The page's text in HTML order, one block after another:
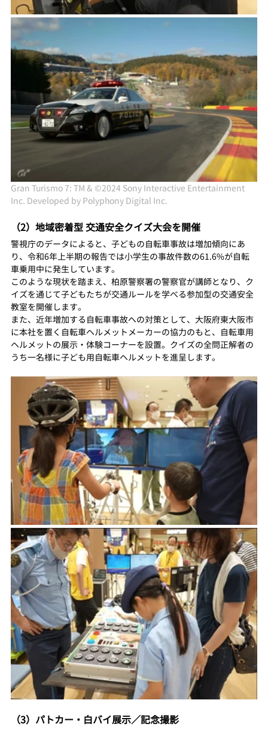
Gran Turismo 7: TM & ©2024 Sony Interactive Entertainment
Inc. Developed by Polyphony Digital Inc.
（2）地域密着型 交通安全クイズ大会を開催
警視庁のデータによると、子どもの自転車事故は増加傾向にあ
り、令和6年上半期の報告では小学生の事故件数の61.6%が自転
車乗用中に発生しています。
このような現状を踏まえ、柏原警察署の警察官が講師となり、ク
イズを通じて子どもたちが交通ルールを学べる参加型の交通安全
教室を開催します。
また、近年増加する自転車事故への対策として、大阪府東大阪市
に本社を置く自転車ヘルメットメーカーの協力のもと、自転車用
ヘルメットの展示・体験コーナーを設置。クイズの全問正解者の
うち一名様に子ども用自転車ヘルメットを進呈します。
（3）パトカー・白バイ展示／記念撮影